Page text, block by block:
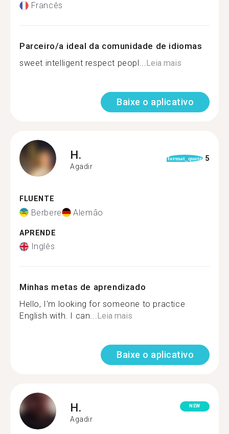
Francês
Parceiro/a ideal da comunidade de idiomas
sweet intelligent respect peopl...Leia mais
Baixe o aplicativo
H.
Agadir
format_quote 5
FLUENTE
Berbere Alemão
APRENDE
Inglês
Minhas metas de aprendizado
Hello, I'm looking for someone to practice
English with. I can...Leia mais
Baixe o aplicativo
H.
Agadir
NEW